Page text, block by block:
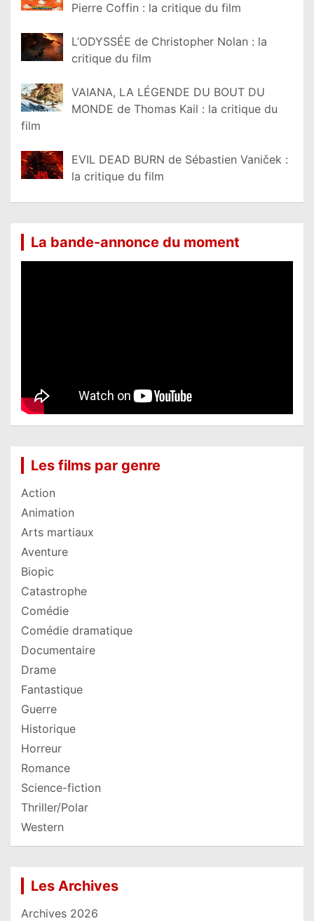
Pierre Coffin : la critique du film
L’ODYSSÉE de Christopher Nolan : la
critique du film
VAIANA, LA LÉGENDE DU BOUT DU
MONDE de Thomas Kail : la critique du
film
EVIL DEAD BURN de Sébastien Vaniček :
la critique du film
La bande-annonce du moment
Les films par genre
Action
Animation
Arts martiaux
Aventure
Biopic
Catastrophe
Comédie
Comédie dramatique
Documentaire
Drame
Fantastique
Guerre
Historique
Horreur
Romance
Science-fiction
Thriller/Polar
Western
Les Archives
Archives 2026